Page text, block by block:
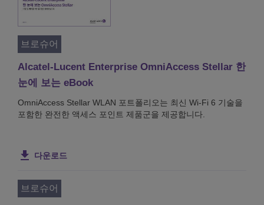
브로슈어
Alcatel-Lucent Enterprise OmniAccess Stellar 한
눈에 보는 eBook
OmniAccess Stellar WLAN 포트폴리오는 최신 Wi-Fi 6 기술을
포함한 완전한 액세스 포인트 제품군을 제공합니다.
다운로드
브로슈어